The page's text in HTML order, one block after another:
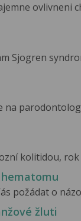
ovlivneni
Sjogren
na
kolitidou, rok
požádat o
žluti